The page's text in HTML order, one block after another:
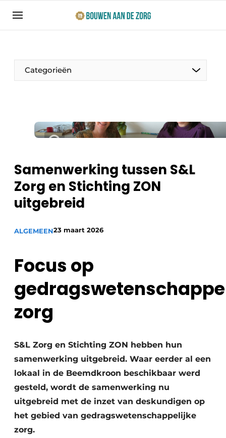
Aanmelden
Bedrijven
Bouwen aan de Zorg | Vakblad over bouw en
Direct contact
Jubileumboek
Meest gelezen
Nieuwsbrief
Podcasts
Vacature aanmelden
Vacatures
Categorieën
Productinformatie
Ziekenhuizen
Woonzorg & Verpleeghuizen
Privéklinieken
Laboratoria
Samenwerking tussen S&L
Zorg en Stichting ZON
uitgebreid
ALGEMEEN23 maart 2026
Focus op
zorg
S&L Zorg en Stichting ZON hebben hun
samenwerking uitgebreid. Waar eerder al een
lokaal in de Beemdkroon beschikbaar werd
gesteld, wordt de samenwerking nu
uitgebreid met de inzet van deskundigen op
het gebied van gedragswetenschappelijke
zorg.